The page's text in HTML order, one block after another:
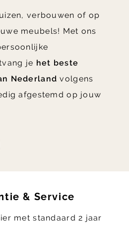
verbouwen of op
meubels! Met ons
je het beste
Nederland volgens
afgestemd op jouw
& Service
met standaard 2 jaar